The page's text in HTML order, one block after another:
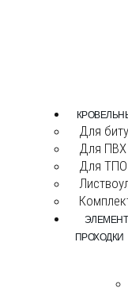
Для
Для ПВХ
Для ТПО
ПРОХОДКИ